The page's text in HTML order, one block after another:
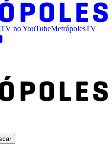
noYouTubeMetrópolesTV